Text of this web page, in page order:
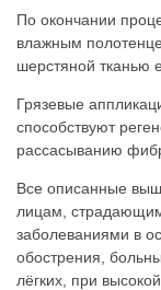
По окончании
влажным
шерстяной тканью
Грязевые
способствуют
рассасыванию
Все описанные
лицам,
заболеваниями в
обострения,
лёгких, при